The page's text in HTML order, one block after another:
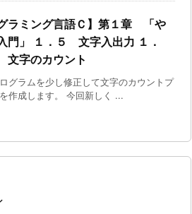
グラミング言語Ｃ】第１章 「や
門」
１．５ 文字入出力 １．
文字のカウント
グラムを少し修正して文字のカウントプ
作成します。 今回新しく ...